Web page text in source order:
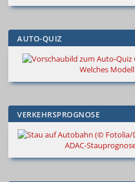
AUTO-QUIZ
Welches
VERKEHRSPROGNOSE
ADAC-